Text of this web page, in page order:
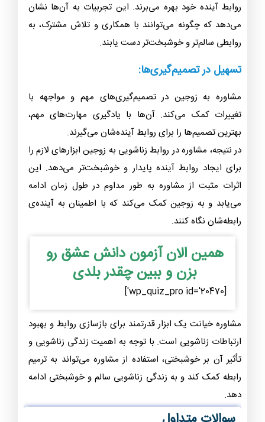
روابط آینده خود بهره می‌برند. این تجربیات به آن‌ها نشان
می‌دهد که چگونه می‌توانند با همکاری و تلاش مشترک، به
روابطی سالم‌تر و خوشبخت‌تر دست یابند.
تسهیل در تصمیم‌گیری‌ها:
مشاوره به زوجین در تصمیم‌گیری‌های مهم و مواجهه با
تغییرات کمک می‌کند. آن‌ها با یادگیری مهارت‌های مهم،
بهترین تصمیم‌ها را برای روابط آینده‌شان می‌گیرند.
در نتیجه، مشاوره در روابط زناشویی به زوجین ابزارهای لازم را
برای ایجاد روابط آینده پایدار و خوشبخت‌تر می‌دهد. این
اثرات مثبت از مشاوره به طور مداوم در طول زمان ادامه
می‌یابد و به زوجین کمک می‌کند که با اطمینان به آینده‌ی
رابطه‌شان نگاه کنند.
همین الان آزمون دانش عشق رو
بزن و ببین چقدر بلدی
[wp_quiz_pro id='20470']
مشاوره خیانت یک ابزار قدرتمند برای بازسازی روابط و بهبود
ارتباطات زناشویی است. با توجه به اهمیت زندگی زناشویی و
تأثیر آن بر خوشبختی، استفاده از مشاوره می‌تواند به ترمیم
رابطه کمک کند و به زندگی زناشویی سالم و خوشبختی ادامه
دهد.